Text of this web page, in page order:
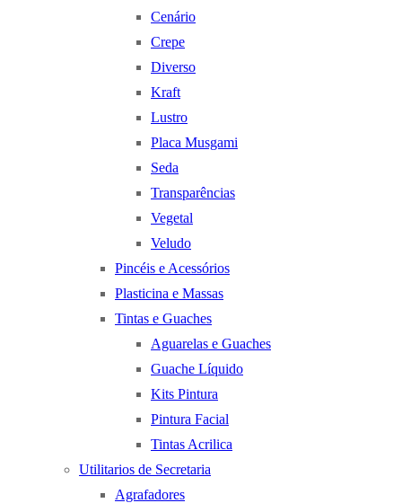
Cenário
Crepe
Diverso
Kraft
Lustro
Placa Musgami
Seda
Transparências
Vegetal
Veludo
Pincéis e Acessórios
Plasticina e Massas
Tintas e Guaches
Aguarelas e Guaches
Guache Líquido
Kits Pintura
Pintura Facial
Tintas Acrilica
Utilitarios de Secretaria
Agrafadores